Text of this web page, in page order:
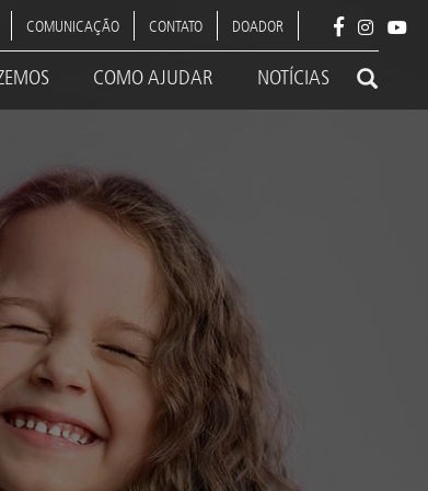
COMUNICAÇÃO CONTATO DOADOR
COMO AJUDAR NOTÍCIAS